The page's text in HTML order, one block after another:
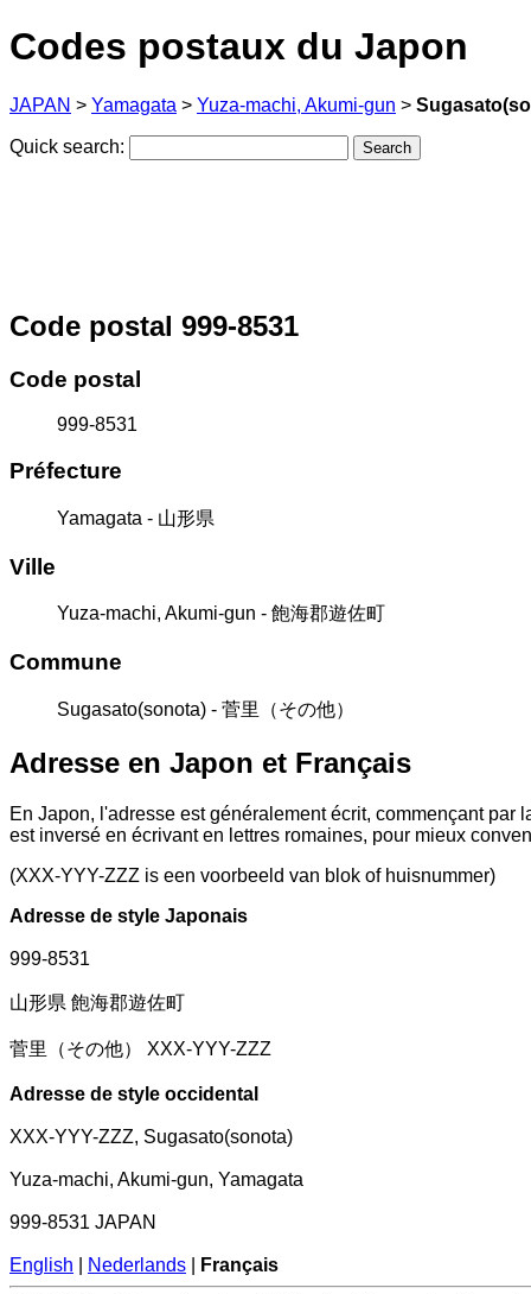
Codes postaux du Japon
JAPAN > Yamagata > Yuza-machi, Akumi-gun >
Quick search:
Code postal 999-8531
Code postal
999-8531
Préfecture
Yamagata - 山形県
Ville
Yuza-machi, Akumi-gun - 飽海郡遊佐町
Commune
Sugasato(sonota) - 菅里（その他）
Adresse en Japon et Français
En Japon, l'adresse est généralement écrit, commençant
est inversé en écrivant en lettres romaines, pour mieux
(XXX-YYY-ZZZ is een voorbeeld van blok of huisnummer)
Adresse de style Japonais
999-8531
山形県 飽海郡遊佐町
菅里（その他） XXX-YYY-ZZZ
Adresse de style occidental
XXX-YYY-ZZZ, Sugasato(sonota)
Yuza-machi, Akumi-gun, Yamagata
999-8531 JAPAN
English Nederlands Français